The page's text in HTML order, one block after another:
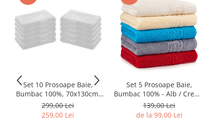
Set 10 Prosoape Baie,
Bumbac 100%, 70x130cm,
550g/m², Greek
299,00 Lei
259,00 Lei
Set 5 Prosoape Baie,
Bumbac 100% - Alb / Crem /
Bleu / Gri / Rosu
139,00 Lei
de la 99,00 Lei